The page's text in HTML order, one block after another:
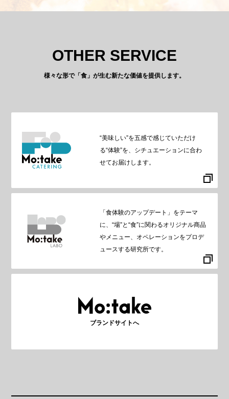
OTHER SERVICE
様々な形で「食」が生む新たな価値を提供します。
“美味しい”を五感で感じていただけ
る“体験”を、シチュエーションに合わ
せてお届けします。
「食体験のアップデート」をテーマ
に、“場”と“食”に関わるオリジナル商品
やメニュー、オペレーションをプロデ
ュースする研究所です。
ブランドサイトへ